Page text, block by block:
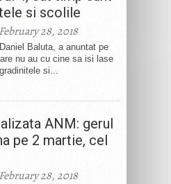
si scolile
28, 2018
Baluta, a anuntat pe
nu au cu cine sa isi lase
si...
ANM: gerul
pe 2 martie, cel
28, 2018